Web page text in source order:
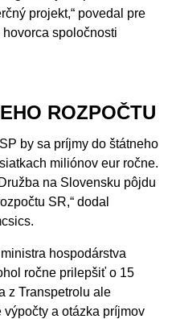
projekt,“ povedal pre
spoločnosti
ROZPOČTU
by sa príjmy do štátneho
miliónov eur ročne.
na Slovensku pôjdu
SR,“ dodal
hospodárstva
ročne prilepšiť o 15
z Transpetrolu ale
a otázka príjmov